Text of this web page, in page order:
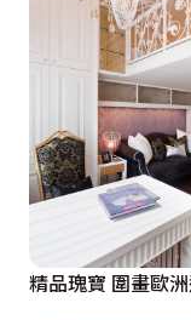
精品瑰寶 圍畫歐